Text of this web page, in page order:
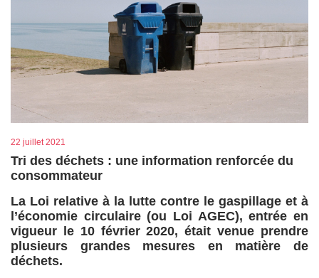
22 juillet 2021
Tri des déchets : une information renforcée du
consommateur
La Loi relative à la lutte contre le gaspillage et à
l’économie circulaire (ou Loi AGEC), entrée en
vigueur le 10 février 2020, était venue prendre
plusieurs grandes mesures en matière de
déchets.